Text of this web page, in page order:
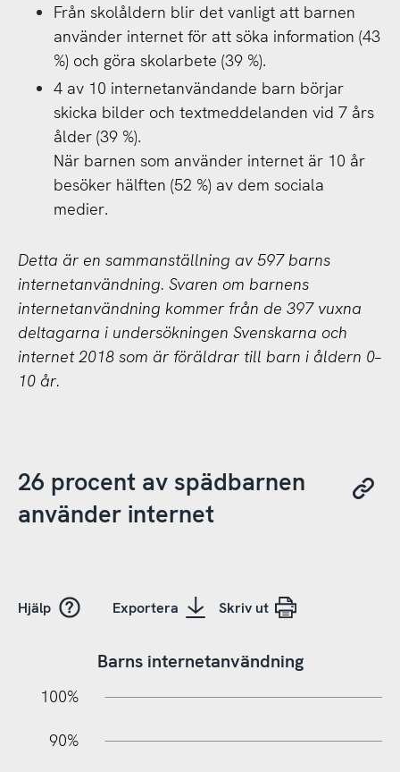
Från skolåldern blir det vanligt att barnen
använder internet för att söka information (43
%) och göra skolarbete (39 %).
4 av 10 internetanvändande barn börjar
skicka bilder och textmeddelanden vid 7 års
ålder (39 %).
När barnen som använder internet är 10 år
besöker hälften (52 %) av dem sociala
medier.
Detta är en sammanställning av 597 barns
internetanvändning. Svaren om barnens
internetanvändning kommer från de 397 vuxna
deltagarna i undersökningen Svenskarna och
internet 2018 som är föräldrar till barn i åldern 0–
10 år.
26 procent av spädbarnen
använder internet
Hjälp Exportera Skriv ut
Barns internetanvändning
100%
90%